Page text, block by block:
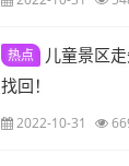
热点
儿童景区
找回！
2022-10-31